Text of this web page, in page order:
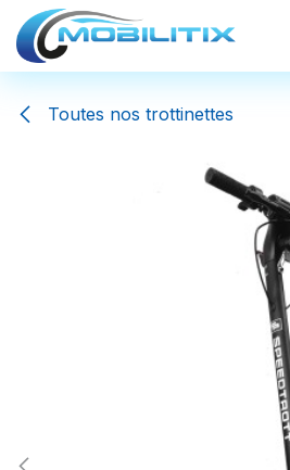
Se rendre au contenu
Toutes nos trottinettes